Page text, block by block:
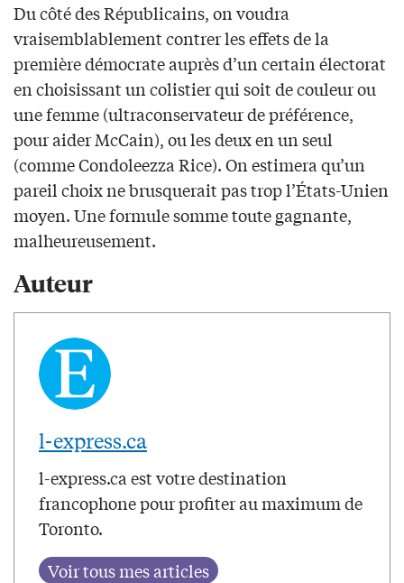
Du côté des Républicains, on voudra
vraisemblablement contrer les effets de la
première démocrate auprès d’un certain électorat
en choisissant un colistier qui soit de couleur ou
une femme (ultraconservateur de préférence,
pour aider McCain), ou les deux en un seul
(comme Condoleezza Rice). On estimera qu’un
pareil choix ne brusquerait pas trop l’États-Unien
moyen. Une formule somme toute gagnante,
malheureusement.
Auteur
l-express.ca
l-express.ca est votre destination
francophone pour profiter au maximum de
Toronto.